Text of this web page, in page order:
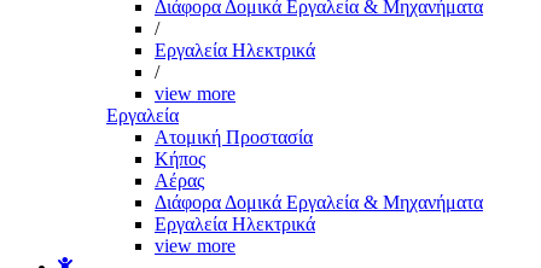
Διάφορα Δομικά Εργαλεία & Μηχανήματα
/
Εργαλεία Ηλεκτρικά
/
view more
Εργαλεία
Aτομική Προστασία
Kήπος
Αέρας
Διάφορα Δομικά Εργαλεία & Μηχανήματα
Εργαλεία Ηλεκτρικά
view more